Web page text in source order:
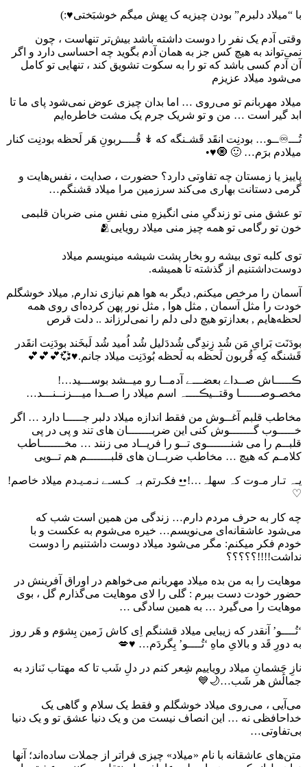
با “میلاد دلبرم” بودن چیزیه ک بِهش میگم خوشبَختی♥️:)
وقتی آدم یک نفر را دوست داشته باشد بیش‌تر تنهاست ، چون
نمی‌تواند به هیچ کس جز به همان آدم بگوید چه احساسی دارد و اگر
آن آدم کسی باشد که تو را به سکوت تشویق کند ، تنهایی تو کامل
می‌شود میلاد عزیزم
میلاد مهربانم تو می‌روی … اما بدان چیزی عوض نمی‌شود پای ما تا
ابد گیر است … من و تو شریک جرم یک مشت خاطره‌ایم
تُـــ♾ــو… بودنِت انقَد قَشـنگه که ↡ قُــــربونِ هَر لَحظه بودنِت کنار
میلادم برَم… 🙂 🧿♥️•️
پاییز یا زمستان چه تفاوتی دارد؟ حضورت ، صدایت ، نفس‌هایت و
گرمی دستانت بهاری می‌کند سرزمین مرا میلاد قشنگم…
تو عشق منی تو زندگیِ منی انگیزهِ منی نفسِ منی ضربان قلبمی
خون تو رگامی تو همه چیز منی میلاد رویایی🫂
ﺗﻮﯼ ﮐﻠﺒﻪ ﺗﻮﯼ ﺑﯿﺸﻪ ﺭﻭ ﺑﺨﺎﺭ ﭘﺸﺖ ﺷﯿﺸﻪ ﻣﯿﻨﻮﯾﺴﻢ میلاد
دوست‌داشتنیم ﺍﺯ ﮔﺬﺷﺘﻪ ﺗﺎ ﻫﻤﯿﺸﻪ.
آسمان را مرخص میکنم, دیگر به هوا هم نیازی ندارم, میلاد خوشگلم
خودت را مثل آسمان , مثل هوا , مثل نور پهن کرده‌ای روی همه
لحظه‌هایم , بعدازتو هیچ دلی دلم را نمی‌لرزاند .. دلت قرص
بودَنَت بَرایِ مَن شُد زِندِگی شُددَلیل شُد اُمید شُد لَبخَند بودَنِت انقَدر
قَشنگه کِه قُربون لَحظه به لَحظه بُودَنِت میلاد جانم.♥️💞💕💕💕
ڪـــــاش صــداے بعضـــے آدمــا رو میــشد بوســـید…!
مخصـوصــــــا وقتــیڪــــہ اسم میلاد را صــدا میـــزنــنـــد…
مخاطب قلبم ﺁﻏــﻮش ﻣﻦ ﻓﻘﻂ ﺍﻧﺪﺍﺯﻩ میلاد دلبر ﺟـــــﺎ ﺩﺍﺭﺩ … ﺍﮔﺮ
ﺧـــــﻮﺏ ﮔـــــــﻮﺵ ﮐﻨﯽ ﺍﯾﻦ ﺿﺮﺑـــــــﺎﻥ ﻫﺎﯼ ﺗﻨﺪ ﻭ ﭘﯽ ﺩﺭ ﭘﯽ
ﻗﻠﺒــﻢ ﺭﺍ ﻣﯽ ﺷﻨـــــــﻮﯼ تــو ﺭﺍ ﻓﺮﯾــﺎﺩ ﻣﯽ ﺯﻧﻨﺪ … ﻣﺨـــــــﺎﻃﺐ
ﮐﻼﻣـﻢ ﮐﻪ ﻫﯿﭻ … ﻣﺨﺎﻃﺐ ﺿﺮﺑــﺎﻥ ﻫﺎﯼ ﻗﻠﺒـــــــﻢ ﻫﻢ تــوﯾﯽ
یـہ تـ‌ار مـ‌وت کہ سهلہ…!••͜ فکـ‌رتم بہ کـسـے نـ‌مـ‌یـ‌دم میلاد خاصم!
♡
چه کار به حرف مردم دارم… زندگی من همین است شب که
می‌شود عاشقانه‌ای می‌نویسم… خیره می‌شوم به عکست و با
خودم فکر میکنم: مگر می‌شود میلاد دوست داشتنیم را دوست
نداشت!!!!؟؟؟؟؟
موهایت را به من بده میلاد مهربانم می‌خواهم در اوراق آفرینش در
حضور خودت دست ببرم : گلی را لای موهایت می‌گذارم گل ، بوی
موهایت را می‌گیرد … به همین سادگی …
‘تُــــو’ آنقدر که زیبایی میلاد قشنگم اِی کاش زَمین بِشوَم و هَر روز
به دورِ قَد و بالایِ ماهِ ‘تُــــو’ بِگردَم… ♥💋
‌نازِ چَشمانِ میلاد رویاییم شِعر کنم در دلِ شَب تا که مهتاب نَنازد به
جمالَش هر شَب…🌙💙
می‌آیی ، می‌روی میلاد خوشگلم و فقط یک سلام و گاهی یک
خداحافظی نه … این انصاف نیست من و یک دنیا عشق تو و یک دنیا
بی‌تفاوتی…
متن‌های عاشقانه با نام «میلاد» چیزی فراتر از جملات ساده‌اند؛ آنها